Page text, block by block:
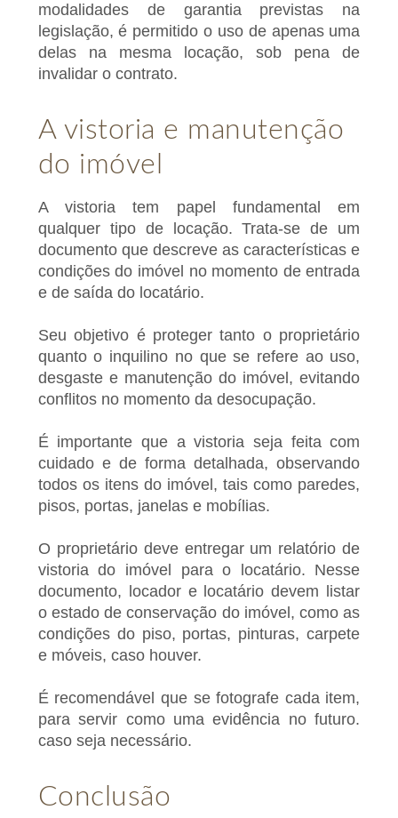
modalidades de garantia previstas na
legislação, é permitido o uso de apenas uma
delas na mesma locação, sob pena de
invalidar o contrato.
A vistoria e manutenção
do imóvel
A vistoria tem papel fundamental em
qualquer tipo de locação. Trata-se de um
documento que descreve as características e
condições do imóvel no momento de entrada
e de saída do locatário.
Seu objetivo é proteger tanto o proprietário
quanto o inquilino no que se refere ao uso,
desgaste e manutenção do imóvel, evitando
conflitos no momento da desocupação.
É importante que a vistoria seja feita com
cuidado e de forma detalhada, observando
todos os itens do imóvel, tais como paredes,
pisos, portas, janelas e mobílias.
O proprietário deve entregar um relatório de
vistoria do imóvel para o locatário. Nesse
documento, locador e locatário devem listar
o estado de conservação do imóvel, como as
condições do piso, portas, pinturas, carpete
e móveis, caso houver.
É recomendável que se fotografe cada item,
para servir como uma evidência no futuro.
caso seja necessário.
Conclusão